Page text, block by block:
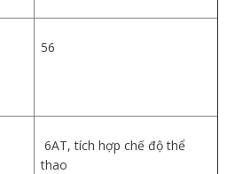
56
6AT, tích hợp chế độ thể
thao